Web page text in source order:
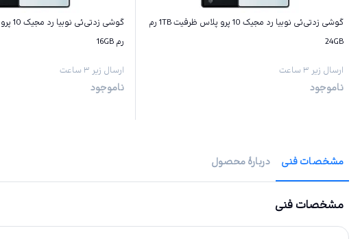
گوشی زد‌تی‌ئی نوبیا رد مجیک 10 پرو پلاس ظرفیت 1TB رم
24GB
ارسال زیر ۳ ساعت
ناموجود
رم 16GB
ارسال زیر ۳ ساعت
ناموجود
مشخصات فنی دربارهٔ محصول
مشخصات فنی